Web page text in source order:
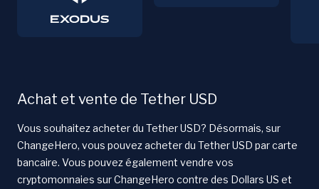
Achat et vente de Tether USD
Vous souhaitez acheter du Tether USD? Désormais, sur
ChangeHero, vous pouvez acheter du Tether USD par carte
bancaire. Vous pouvez également vendre vos
cryptomonnaies sur ChangeHero contre des Dollars US et